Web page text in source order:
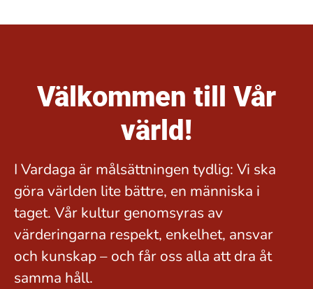
Välkommen till Vår
värld!
I Vardaga är målsättningen tydlig: Vi ska
göra världen lite bättre, en människa i
taget. Vår kultur genomsyras av
värderingarna respekt, enkelhet, ansvar
och kunskap – och får oss alla att dra åt
samma håll.